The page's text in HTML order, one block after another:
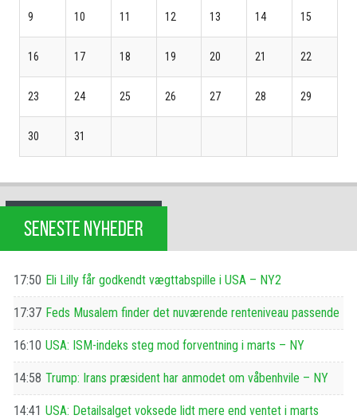
9 10 11 12 13 14 15
16 17 18 19 20 21 22
23 24 25 26 27 28 29
30 31
SENESTE NYHEDER
17:50 Eli Lilly får godkendt vægttabspille i USA – NY2
17:37 Feds Musalem finder det nuværende renteniveau passende
16:10 USA: ISM-indeks steg mod forventning i marts – NY
14:58 Trump: Irans præsident har anmodet om våbenhvile – NY
14:41 USA: Detailsalget voksede lidt mere end ventet i marts